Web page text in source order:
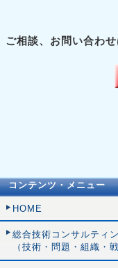
ご相談、お問い合わ
コンテンツ・メニュー
HOME
総合技術コンサルティ
（技術・問題・組織・